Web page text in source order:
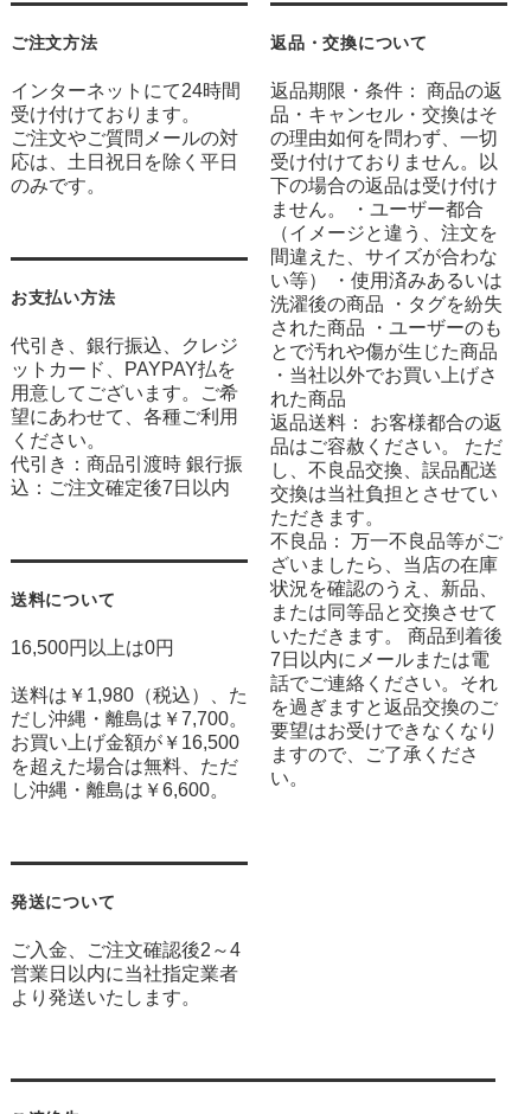
ご注文方法
インターネットにて24時間
受け付けております。
ご注文やご質問メールの対
応は、土日祝日を除く平日
のみです。
お支払い方法
代引き、銀行振込、クレジ
ットカード、PAYPAY払を
用意してございます。ご希
望にあわせて、各種ご利用
ください。
代引き：商品引渡時 銀行振
込：ご注文確定後7日以内
送料について
16,500円以上は0円
送料は￥1,980（税込）、た
だし沖縄・離島は￥7,700。
お買い上げ金額が￥16,500
を超えた場合は無料、ただ
し沖縄・離島は￥6,600。
発送について
ご入金、ご注文確認後2～4
営業日以内に当社指定業者
より発送いたします。
返品・交換について
返品期限・条件： 商品の返
品・キャンセル・交換はそ
の理由如何を問わず、一切
受け付けておりません。以
下の場合の返品は受け付け
ません。 ・ユーザー都合
（イメージと違う、注文を
間違えた、サイズが合わな
い等） ・使用済みあるいは
洗濯後の商品 ・タグを紛失
された商品 ・ユーザーのも
とで汚れや傷が生じた商品
・当社以外でお買い上げさ
れた商品
返品送料： お客様都合の返
品はご容赦ください。 ただ
し、不良品交換、誤品配送
交換は当社負担とさせてい
ただきます。
不良品： 万一不良品等がご
ざいましたら、当店の在庫
状況を確認のうえ、新品、
または同等品と交換させて
いただきます。 商品到着後
7日以内にメールまたは電
話でご連絡ください。それ
を過ぎますと返品交換のご
要望はお受けできなくなり
ますので、ご了承くださ
い。